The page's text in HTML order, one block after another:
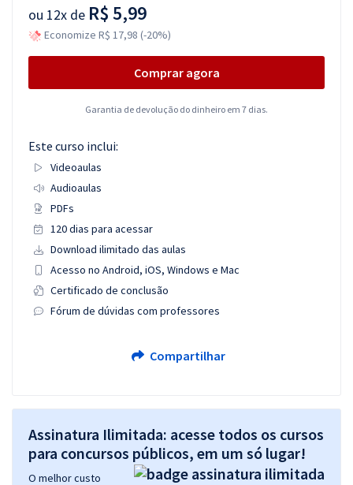
ou 12x de R$ 5,99
Economize R$ 17,98 (-20%)
Comprar agora
Garantia de devolução do dinheiro em 7 dias.
Este curso inclui:
Videoaulas
Audioaulas
PDFs
120 dias para acessar
Download ilimitado das aulas
Acesso no Android, iOS, Windows e Mac
Certificado de conclusão
Fórum de dúvidas com professores
Compartilhar
Assinatura Ilimitada: acesse todos os cursos
para concursos públicos, em um só lugar!
O melhor custo